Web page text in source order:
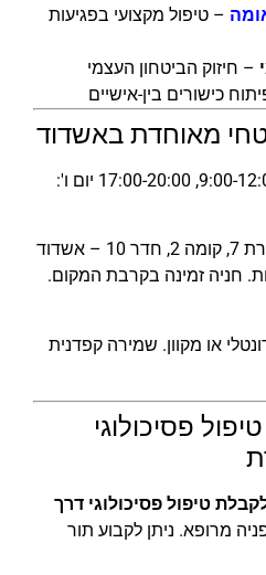
– טיפול מקצועי בפגיעות
– חיזוק הביטחון העצמי
כישורים בין-אישיים
מאוחדת באשדוד
ימים א'-ד': 9:00-12:00, 17:00-20:00 יום ו':
רחוב כנרת 7, קומה 2, חדר 10 – אשדוד
חניה זמינה בקרבת המקום.
או מקוון. שמירה קפדנית
פסיכולוגי
טיפול פסיכולוגי דרך
מרופא. ניתן לקבוע תור